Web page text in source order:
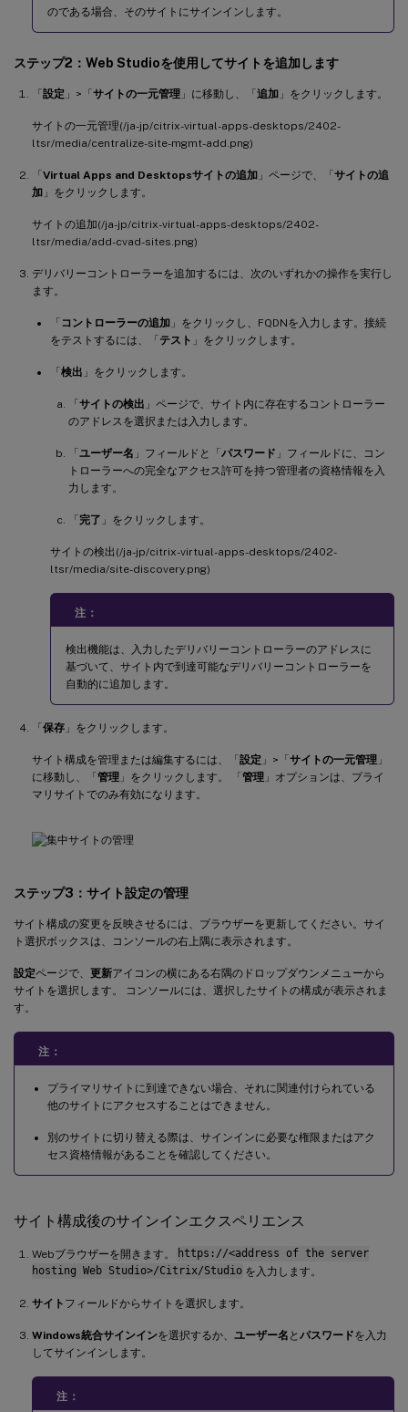
のである場合、そのサイトにサインインします。
ステップ2：Web Studioを使用してサイトを追加します
「設定 」>「サイトの一元管理 」に移動し、「追加 」をクリックします。
サイトの一元管理(/ja-jp/citrix-virtual-apps-desktops/2402-
ltsr/media/centralize-site-mgmt-add.png)
「Virtual Apps and Desktopsサイトの追加 」ページで、「サイトの追
加 」をクリックします。
サイトの追加(/ja-jp/citrix-virtual-apps-desktops/2402-
ltsr/media/add-cvad-sites.png)
デリバリーコントローラーを追加するには、次のいずれかの操作を実行し
ます。
「 コントローラーの追加 」をクリックし、FQDNを入力します。接続
をテストするには、「テスト 」をクリックします。
「検出 」をクリックします。
「サイトの検出 」ページで、サイト内に存在するコントローラー
のアドレスを選択または入力します。
「ユーザー名 」フィールドと「パスワード 」フィールドに、コン
トローラーへの完全なアクセス許可を持つ管理者の資格情報を入
力します。
「完了 」をクリックします。
サイトの検出(/ja-jp/citrix-virtual-apps-desktops/2402-
ltsr/media/site-discovery.png)
注：
検出機能は、入力したデリバリーコントローラーのアドレスに
基づいて、サイト内で到達可能なデリバリーコントローラーを
自動的に追加します。
「保存 」をクリックします。
サイト構成を管理または編集するには、「設定 」>「サイトの一元管理 」
に移動し、「管理 」をクリックします。 「管理 」オプションは、プライ
マリサイトでのみ有効になります。
ステップ3：サイト設定の管理
サイト構成の変更を反映させるには、ブラウザーを更新してください。サイ
ト選択ボックスは、コンソールの右上隅に表示されます。
設定ページで、 更新アイコンの横にある右隅のドロップダウンメニューから
サイトを選択します。 コンソールには、選択したサイトの構成が表示されま
す。
注：
プライマリサイトに到達できない場合、それに関連付けられている
他のサイトにアクセスすることはできません。
別のサイトに切り替える際は、サインインに必要な権限またはアク
セス資格情報があることを確認してください。
サイト構成後のサインインエクスペリエンス
Webブラウザーを開きます。
https://<address of the server
hosting Web Studio>/Citrix/Studio を入力します。
サイト フィールドからサイトを選択します。
Windows統合サインインを選択するか、 ユーザー名 と パスワードを入力
してサインインします。
注：